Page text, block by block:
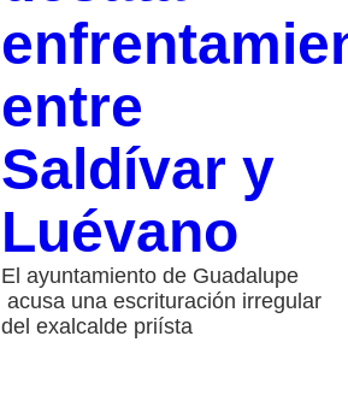
entre
Saldívar y
Luévano
El ayuntamiento de Guadalupe
acusa una escrituración irregular
del exalcalde priísta